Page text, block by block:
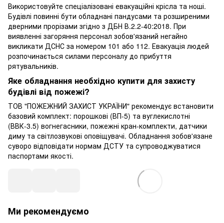
Використовуйте спеціалізовані евакуаційні крісла та ноші.
Будівлі повинні бути обладнані пандусами та розширеними
дверними прорізами згідно з ДБН В.2.2-40:2018. При
виявленні загоряння персонал зобов'язаний негайно
викликати ДСНС за номером 101 або 112. Евакуація людей
розпочинається силами персоналу до прибуття
рятувальників.
Яке обладнання необхідно купити для захисту
будівлі від пожежі?
ТОВ "ПОЖЕЖНИЙ ЗАХИСТ УКРАЇНИ" рекомендує встановити
базовий комплект: порошкові (ВП-5) та вуглекислотні
(ВВК-3.5) вогнегасники, пожежні кран-комплекти, датчики
диму та світлозвукові оповіщувачі. Обладнання зобов'язане
суворо відповідати нормам ДСТУ та супроводжуватися
паспортами якості.
Ми рекомендуємо